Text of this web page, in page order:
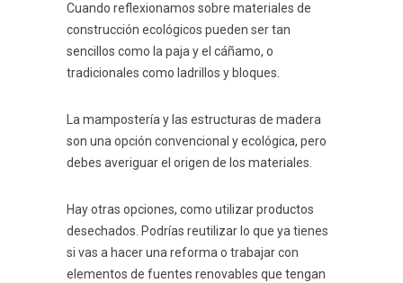
Cuando reflexionamos sobre materiales de
construcción ecológicos pueden ser tan
sencillos como la paja y el cáñamo, o
tradicionales como ladrillos y bloques.
La mampostería y las estructuras de madera
son una opción convencional y ecológica, pero
debes averiguar el origen de los materiales.
Hay otras opciones, como utilizar productos
desechados. Podrías reutilizar lo que ya tienes
si vas a hacer una reforma o trabajar con
elementos de fuentes renovables que tengan